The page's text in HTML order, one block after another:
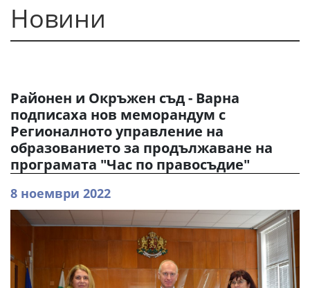
Новини
Районен и Окръжен съд - Варна
подписаха нов меморандум с
Регионалното управление на
образованието за продължаване на
програмата "Час по правосъдие"
8 ноември 2022